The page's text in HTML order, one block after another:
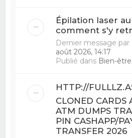
Épilation laser
comment s'y
Dernier message par
août 2026, 14:17
Publié dans Bien-être
HTTP://
CLONED
ATM DUMPS
PIN CASHAPP/
TRANSFER 2026